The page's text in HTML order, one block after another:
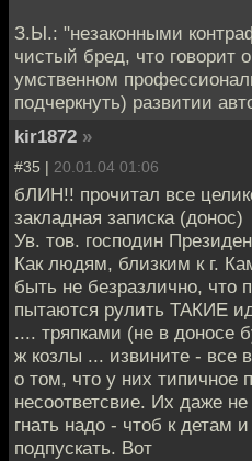
З.Ы.: "незаконными
чистый бред, что говорит
умственном
подчеркнуть) развитии
kir1872 »
#35 | 20.01.04 01:06
бЛИН!! прочитал все
закладная записка (донос)
Ув. тов. господин
Как людям, близким к г.
быть не безразлично, что
пытаются рулить ТАКИЕ
.... тряпками (не в доносе
ж козлы ... извините - все
о том, что у них типичное
несоответсвие. Их даже не
гнать надо - чтоб к детам
подпускать. Вот